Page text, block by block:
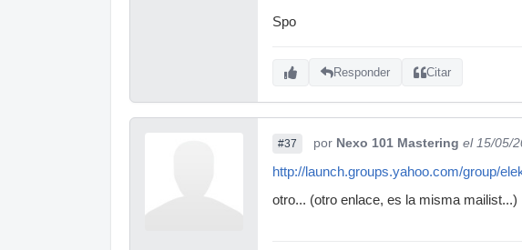
Spo
Responder Citar
#37 por Nexo 101 Mastering el 15/05/
http://launch.groups.yahoo.com/group/
otro... (otro enlace, es la misma mailist...)